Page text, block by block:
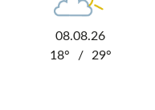
08.08.26
18°
/ 29°